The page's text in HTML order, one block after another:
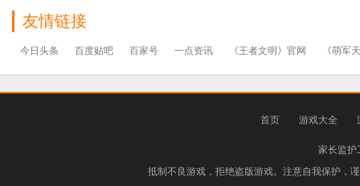
友情链接
今日头条 百度贴吧 百家号 一点资讯 《王者文明》官网 《萌军
首页 游戏大全
家长监护
抵制不良游戏，拒绝盗版游戏。注意自我保护，